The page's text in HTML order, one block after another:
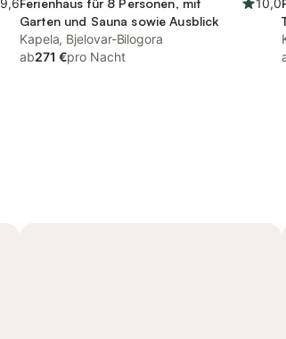
9,6Ferienhaus für 8 Personen, mit
Garten und Sauna sowie Ausblick
10,0
Kapela, Bjelovar-Bilogora
ab271 €pro Nacht